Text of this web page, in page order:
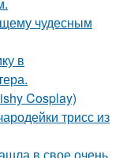
чудесным
в
Cosplay)
трисс из